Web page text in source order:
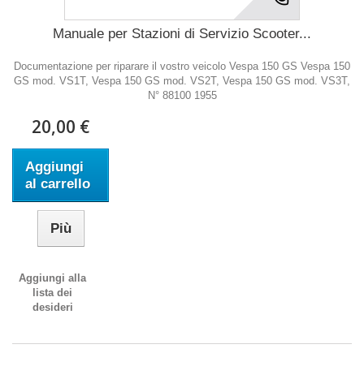
Manuale per Stazioni di Servizio Scooter...
Documentazione per riparare il vostro veicolo Vespa 150 GS Vespa 150
GS mod. VS1T, Vespa 150 GS mod. VS2T, Vespa 150 GS mod. VS3T,
N° 88100 1955
20,00 €
Aggiungi
al carrello
Più
Aggiungi alla
lista dei
desideri